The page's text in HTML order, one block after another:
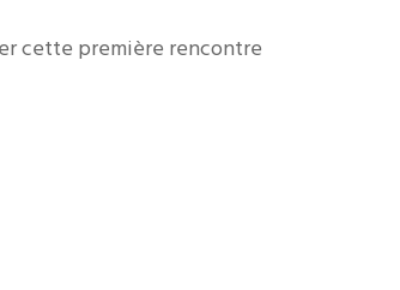
cette première rencontre